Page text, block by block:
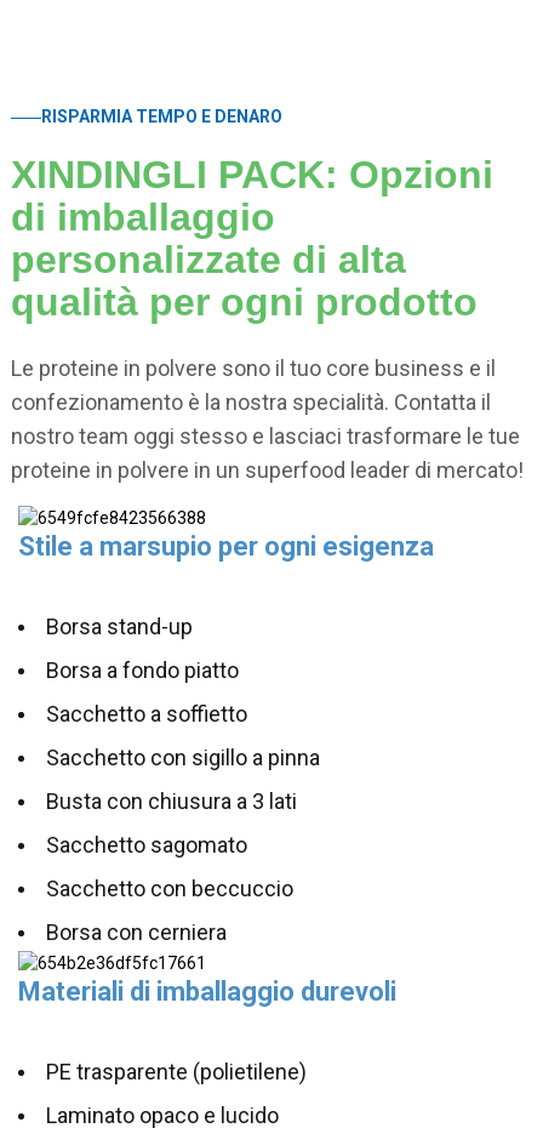
RISPARMIA TEMPO E DENARO
XINDINGLI PACK: Opzioni
di imballaggio
personalizzate di alta
qualità per ogni prodotto
Le proteine ​​in polvere sono il tuo core business e il
confezionamento è la nostra specialità. Contatta il
nostro team oggi stesso e lasciaci trasformare le tue
proteine ​​in polvere in un superfood leader di mercato!
Stile a marsupio per ogni esigenza
Borsa stand-up
Borsa a fondo piatto
Sacchetto a soffietto
Sacchetto con sigillo a pinna
Busta con chiusura a 3 lati
Sacchetto sagomato
Sacchetto con beccuccio
Borsa con cerniera
Materiali di imballaggio durevoli
PE trasparente (polietilene)
Laminato opaco e lucido